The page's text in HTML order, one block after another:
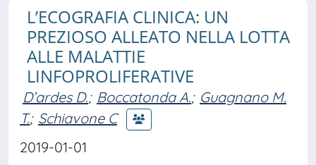
L’ECOGRAFIA CLINICA: UN
PREZIOSO ALLEATO NELLA LOTTA
ALLE MALATTIE
LINFOPROLIFERATIVE
D’ardes D.; Boccatonda A.; Guagnano M.
T.; Schiavone C
2019-01-01